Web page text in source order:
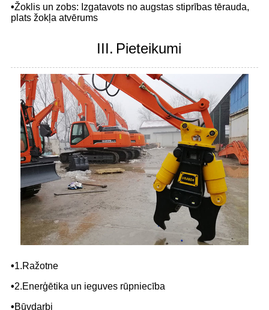
•Žoklis un zobs: Izgatavots no augstas stiprības tērauda, ​​
plats žokļa atvērums
III. Pieteikumi
•1.Ražotne
•2.Enerģētika un ieguves rūpniecība
•Būvdarbi